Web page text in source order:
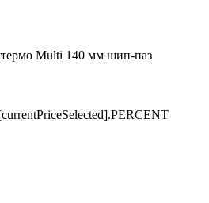
Multi 140 мм шип-паз